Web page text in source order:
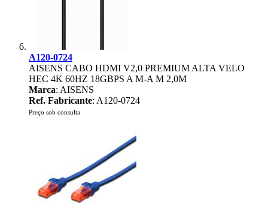
A120-0724
AISENS CABO HDMI V2,0 PREMIUM ALTA VELO
HEC 4K 60HZ 18GBPS A M-A M 2,0M
Marca: AISENS
Ref. Fabricante: A120-0724
Preço sob consulta